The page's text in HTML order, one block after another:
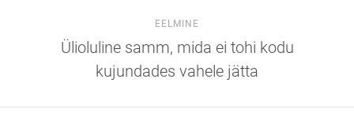
EELMINE
Ülioluline samm, mida ei tohi kodu
kujundades vahele jätta